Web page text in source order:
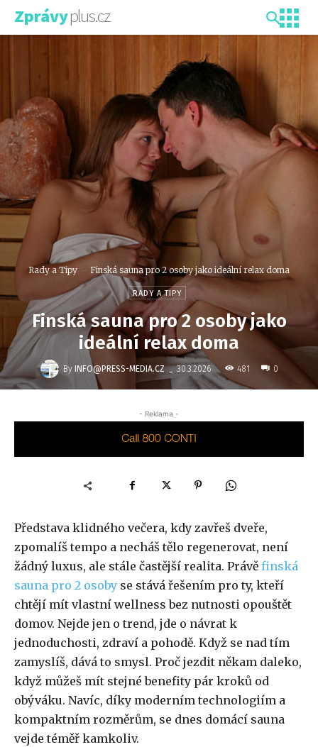
Zprávyplus.cz
Rady a Tipy Finská sauna pro 2 osoby jako ideální relax doma
RADY A TIPY
Finská sauna pro 2 osoby jako
ideální relax doma
By INFO@PRESS-MEDIA.CZ - 30.3.2026 481 0
- Reklama -
Představa klidného večera, kdy zavřeš dveře,
zpomalíš tempo a necháš tělo regenerovat, není
žádný luxus, ale stále častější realita. Právě finská
sauna pro 2 osoby se stává řešením pro ty, kteří
chtějí mít vlastní wellness bez nutnosti opouštět
domov. Nejde jen o trend, jde o návrat k
jednoduchosti, zdraví a pohodě. Když se nad tím
zamyslíš, dává to smysl. Proč jezdit někam daleko,
když můžeš mít stejné benefity pár kroků od
obýváku. Navíc, díky moderním technologiím a
kompaktním rozměrům, se dnes domácí sauna
vejde téměř kamkoliv.